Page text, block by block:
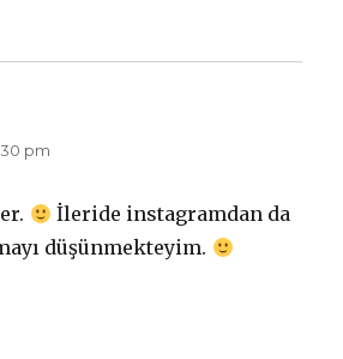
pm
İleride instagramdan da
düşünmekteyim.